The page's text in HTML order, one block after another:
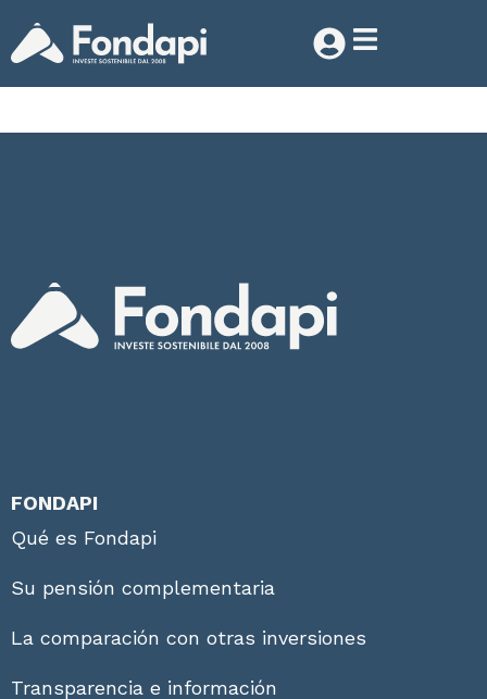
FONDAPI
Qué es Fondapi
Su pensión complementaria
La comparación con otras inversiones
Transparencia e información